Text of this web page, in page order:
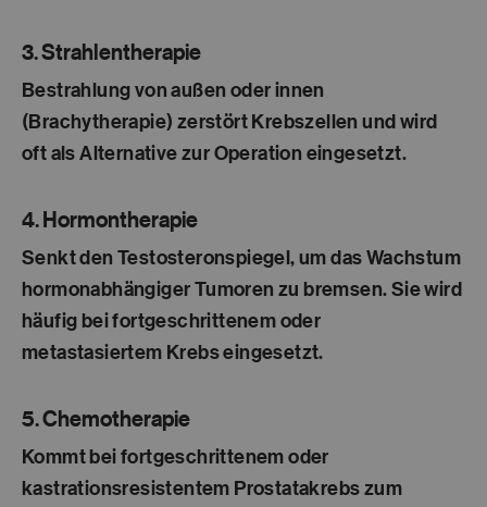
3. Strahlentherapie
Bestrahlung von außen oder innen
(Brachytherapie) zerstört Krebszellen und wird
oft als Alternative zur Operation eingesetzt.
4. Hormontherapie
Senkt den Testosteronspiegel, um das Wachstum
hormonabhängiger Tumoren zu bremsen. Sie wird
häufig bei fortgeschrittenem oder
metastasiertem Krebs eingesetzt.
5. Chemotherapie
Kommt bei fortgeschrittenem oder
kastrationsresistentem Prostatakrebs zum